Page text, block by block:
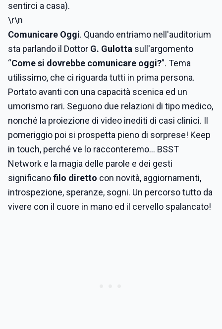
sentirci a casa).
\r\n
Comunicare Oggi. Quando entriamo nell'auditorium
sta parlando il Dottor G. Gulotta sull'argomento
“Come si dovrebbe comunicare oggi?”. Tema
utilissimo, che ci riguarda tutti in prima persona.
Portato avanti con una capacità scenica ed un
umorismo rari. Seguono due relazioni di tipo medico,
nonché la proiezione di video inediti di casi clinici. Il
pomeriggio poi si prospetta pieno di sorprese! Keep
in touch, perché ve lo racconteremo... BSST
Network e la magia delle parole e dei gesti
significanofilo diretto con novità, aggiornamenti,
introspezione, speranze, sogni. Un percorso tutto da
vivere con il cuore in mano ed il cervello spalancato!